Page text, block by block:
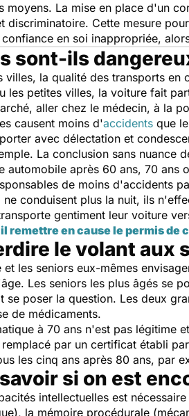
moyens. La mise en place d'un
discriminatoire. Cette mesure
en soi inappropriée,
sont-ils
villes, la qualité des transports
les petites villes, la voiture fait
aller chez le médecin, à la
causent moins d'accidents que
avec délectation et
La conclusion sans nuance
automobile après 60 ans, 70 ans
de moins d'accidents
ne conduisent plus la nuit, ils
gentiment leur voiture
remettre en cause le permis de
le volant aux
et les seniors eux-mêmes
Les seniors les plus âgés se
se poser la question. Les deux
de médicaments.
à 70 ans n'est pas légitime
par un certificat établi
les cinq ans après 80 ans, par
si on est
intellectuelles est
la mémoire procédurale